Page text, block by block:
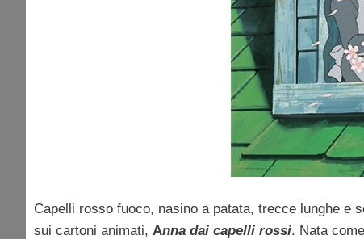
Capelli rosso fuoco, nasino a patata, trecce lunghe e
sui cartoni animati, Anna dai capelli rossi. Nata